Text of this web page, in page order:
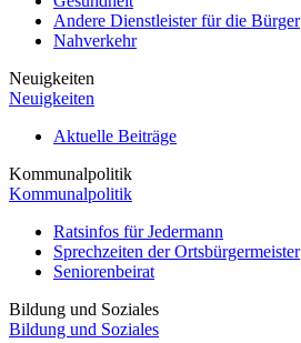
Andere Dienstleister für die Bürger
Nahverkehr
Neuigkeiten
Neuigkeiten
Aktuelle Beiträge
Kommunalpolitik
Kommunalpolitik
Ratsinfos für Jedermann
Sprechzeiten der Ortsbürgermeister
Seniorenbeirat
Bildung und Soziales
Bildung und Soziales